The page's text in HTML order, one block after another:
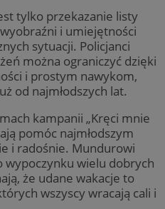
tylko przekazanie listy
i umiejętności
sytuacji. Policjanci
można ograniczyć dzięki
i prostym nawykom,
od najmłodszych lat.
kampanii „Kręci mnie
pomóc najmłodszym
i radośnie. Mundurowi
wypoczynku wielu dobrych
że udane wakacje to
wszyscy wracają cali i